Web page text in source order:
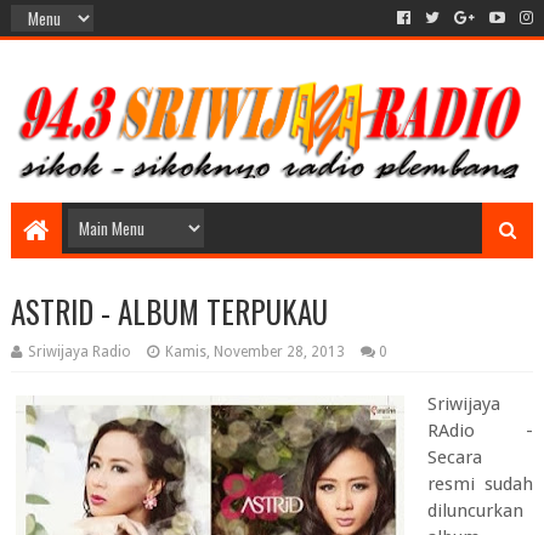
ASTRID - ALBUM TERPUKAU
Sriwijaya Radio Kamis, November 28, 2013 0
Sriwijaya
RAdio -
Secara
resmi sudah
diluncurkan